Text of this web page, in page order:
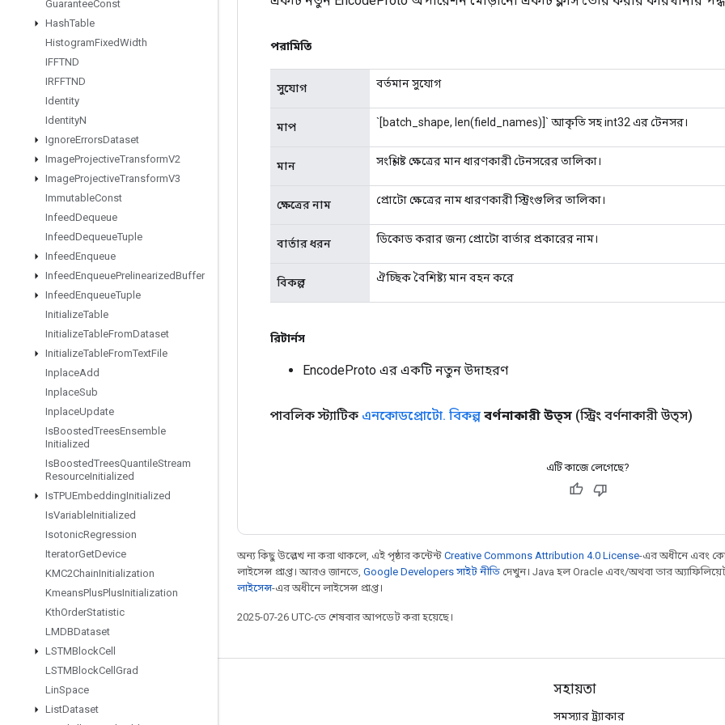
GuaranteeConst
HashTable
HistogramFixedWidth
IFFTND
IRFFTND
Identity
IdentityN
IgnoreErrorsDataset
ImageProjectiveTransformV2
ImageProjectiveTransformV3
ImmutableConst
InfeedDequeue
InfeedDequeueTuple
InfeedEnqueue
InfeedEnqueuePrelinearizedBuffer
InfeedEnqueueTuple
InitializeTable
InitializeTableFromDataset
InitializeTableFromTextFile
InplaceAdd
InplaceSub
InplaceUpdate
IsBoostedTreesEnsemble
Initialized
IsBoostedTreesQuantileStream
ResourceInitialized
IsTPUEmbeddingInitialized
IsVariableInitialized
IsotonicRegression
IteratorGetDevice
KMC2ChainInitialization
KmeansPlusPlusInitialization
KthOrderStatistic
LMDBDataset
LSTMBlockCell
LSTMBlockCell Grad
LinSpace
ListDataset
পরামিতি
সুযোগ বর্তমান সুযোগ
মাপ `[batch_shape, len(field_names)]` আকৃতি সহ int32 এর টেনসর।
মান সংশ্লিষ্ট ক্ষেত্রের মান ধারণকারী টেনসরের তালিকা।
ক্ষেত্রের নাম প্রোটো ক্ষেত্রের নাম ধারণকারী স্ট্রিংগুলির তালিকা।
বার্তার ধরন ডিকোড করার জন্য প্রোটো বার্তার প্রকারের নাম।
বিকল্প ঐচ্ছিক বৈশিষ্ট্য মান বহন করে
রিটার্নস
EncodeProto এর একটি নতুন উদাহরণ
পাবলিক স্ট্যাটিক এনকোডপ্রোটো. বিকল্প বর্ণনাকারী উত্স (স্ট্রিং বর্ণনাকারী উত্স)
এটি কাজে লেগেছে?
অন্য কিছু উল্লেখ না করা থাকলে, এই পৃষ্ঠার কন্টেন্ট Creative Commons Attribution 4.0 License-এর অধীনে এবং
লাইসেন্স প্রাপ্ত। আরও জানতে, Google Developers সাইট নীতি দেখুন। Java হল Oracle এবং/অথবা তার অ্যাফিলিয়েট
লাইসেন্স-এর অধীনে লাইসেন্স প্রাপ্ত।
2025-07-26 UTC-তে শেষবার আপডেট করা হয়েছে।
সবসময় যুক্ত থাকুন সহায়তা
সমস্যার ট্র্যাকার